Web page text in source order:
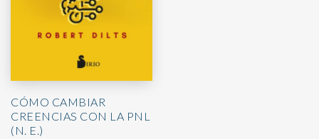
CÓMO CAMBIAR
CREENCIAS CON LA PNL
(N. E.)